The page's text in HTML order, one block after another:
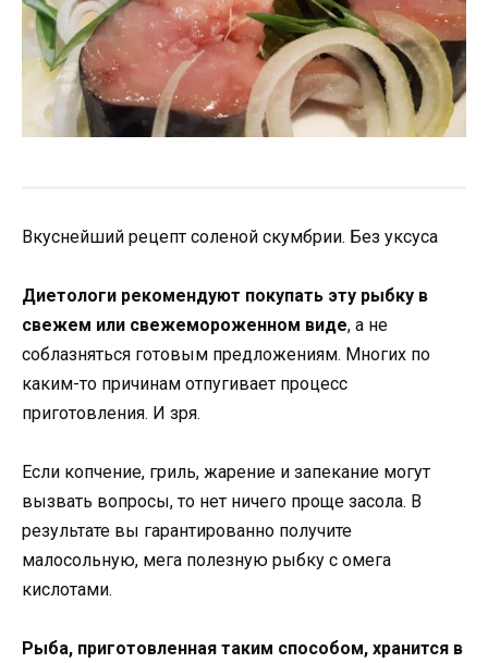
Вкуснейший рецепт соленой скумбрии. Без уксуса
Диетологи рекомендуют покупать эту рыбку в
свежем или свежемороженном виде, а не
соблазняться готовым предложениям. Многих по
каким-то причинам отпугивает процесс
приготовления. И зря.
Если копчение, гриль, жарение и запекание могут
вызвать вопросы, то нет ничего проще засола. В
результате вы гарантированно получите
малосольную, мега полезную рыбку с омега
кислотами.
Рыба, приготовленная таким способом, хранится в